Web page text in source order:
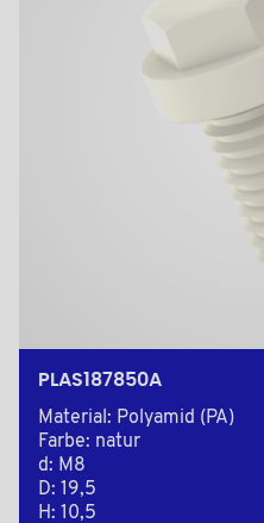
PLAS187850A
Material: Polyamid (PA)
Farbe: natur
d: M8
D: 19,5
H: 10,5